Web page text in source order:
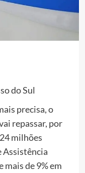
do Sul
precisa, o
repassar, por
milhões
Assistência
mais de 9% em